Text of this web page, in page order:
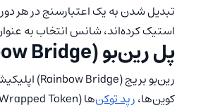
تبدیل شدن به یک اعتبارسنج در هر
استیک کرده‌اند، شانس انتخاب به
پل رین‌بو (Rainbow Bridge)
کوین‌ها،رپد توکن